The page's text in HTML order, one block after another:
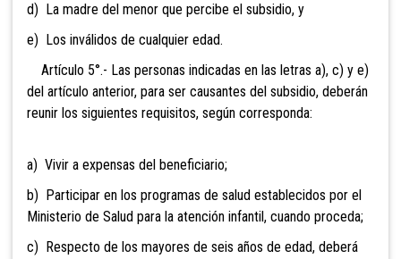
d) La madre del menor que percibe el subsidio, y
e) Los inválidos de cualquier edad.
Artículo 5°.- Las personas indicadas en las letras a), c) y e)
del artículo anterior, para ser causantes del subsidio, deberán
reunir los siguientes requisitos, según corresponda:
a) Vivir a expensas del beneficiario;
b) Participar en los programas de salud establecidos por el
Ministerio de Salud para la atención infantil, cuando proceda;
c) Respecto de los mayores de seis años de edad, deberá